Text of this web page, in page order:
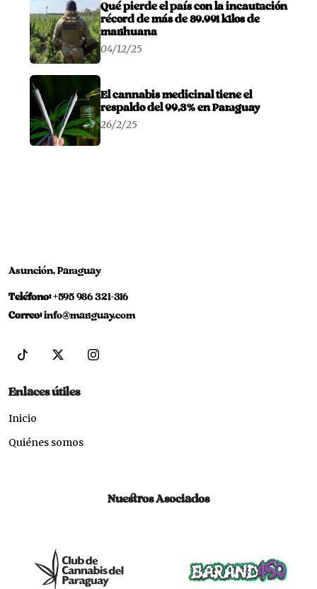
Qué pierde el país con la incautación
récord de más de 89.991 kilos de
marihuana
04/12/25
El cannabis medicinal tiene el
respaldo del 99,3% en Paraguay
26/2/25
Asunción, Paraguay
Teléfono: +595 986 321-316
Correo: info@mariguay.com
Enlaces útiles
Inicio
Quiénes somos
Nuestros Asociados